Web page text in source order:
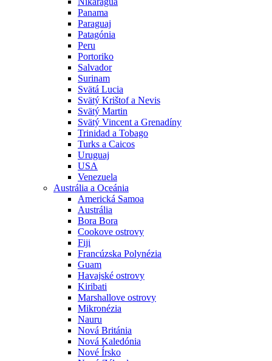
Panama
Paraguaj
Patagónia
Peru
Portoriko
Salvador
Surinam
Svätá Lucia
Svätý Krištof a Nevis
Svätý Martin
Svätý Vincent a Grenadíny
Trinidad a Tobago
Turks a Caicos
Uruguaj
USA
Venezuela
Austrália a Oceánia
Americká Samoa
Austrália
Bora Bora
Cookove ostrovy
Fiji
Francúzska Polynézia
Guam
Havajské ostrovy
Kiribati
Marshallove ostrovy
Mikronézia
Nauru
Nová Británia
Nová Kaledónia
Nové Írsko